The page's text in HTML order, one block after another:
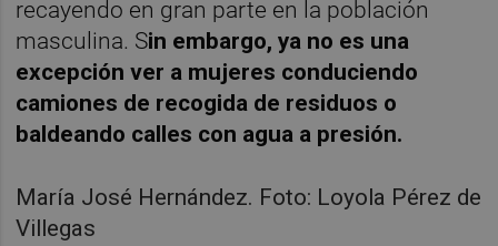
recayendo en gran parte en la población
masculina. Sin embargo, ya no es una
excepción ver a mujeres conduciendo
camiones de recogida de residuos o
baldeando calles con agua a presión.
María José Hernández. Foto: Loyola Pérez de
Villegas